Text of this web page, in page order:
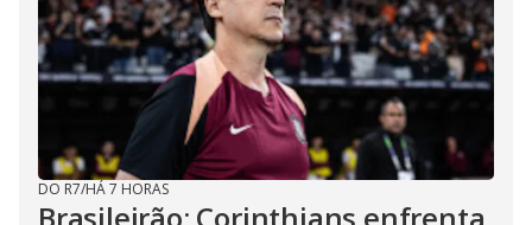
DO R7/HÁ 7 HORAS